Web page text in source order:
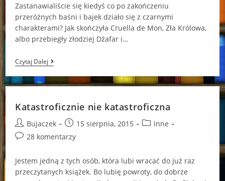
Zastanawialiście się kiedyś co po zakończeniu
przeróżnych baśni i bajek działo się z czarnymi
charakterami? Jak skończyła Cruella de Mon, Zła Królowa,
albo przebiegły złodziej Dżafar i…
Czytaj DalejZło
Żyje!
Katastroficznie nie katastroficzna
Post
author:
Bujaczek
Post
published:
15 sierpnia, 2015
PostInne
Post28 komentarzy
Jestem jedną z tych osób, która lubi wracać do już raz
przeczytanych książek. Bo lubię powroty, do dobrze